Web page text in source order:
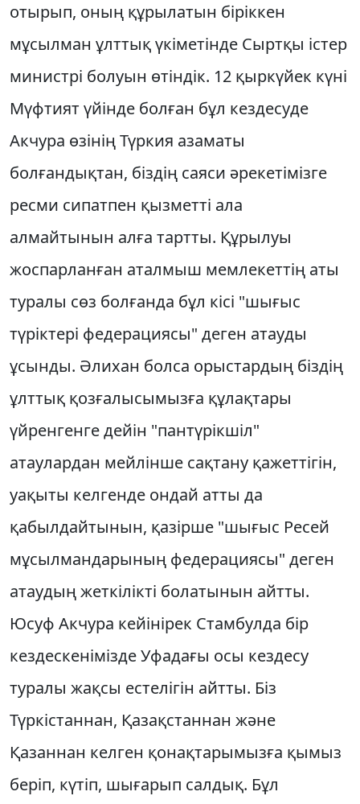
отырып, оның құрылатын бiрiккен
мұсылман ұлттық үкiметiнде Сыртқы iстер
министрi болуын өтiндiк. 12 қыркүйек күнi
Мүфтият үйiнде болған бұл кездесуде
Акчура өзiнiң Түркия азаматы
болғандықтан, бiздiң саяси әрекетiмiзге
ресми сипатпен қызметтi ала
алмайтынын алға тартты. Құрылуы
жоспарланған аталмыш мемлекеттiң аты
туралы сөз болғанда бұл кiсi "шығыс
түрiктерi федерациясы" деген атауды
ұсынды. Әлихан болса орыстардың бiздiң
ұлттық қозғалысымызға құлақтары
үйренгенге дейiн "пантүрiкшiл"
атаулардан мейлiнше сақтану қажеттiгiн,
уақыты келгенде ондай атты да
қабылдайтынын, қазiрше "шығыс Ресей
мұсылмандарының федерациясы" деген
атаудың жеткiлiктi болатынын айтты.
Юсуф Акчура кейiнiрек Стамбулда бiр
кездескенiмiзде Уфадағы осы кездесу
туралы жақсы естелiгiн айтты. Бiз
Түркiстаннан, Қазақстаннан және
Қазаннан келген қонақтарымызға қымыз
берiп, күтiп, шығарып салдық. Бұл